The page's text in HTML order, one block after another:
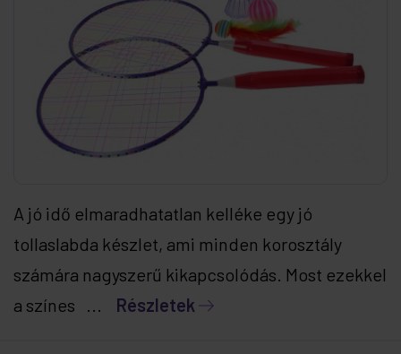
A jó idő elmaradhatatlan kelléke egy jó
tollaslabda készlet, ami minden korosztály
számára nagyszerű kikapcsolódás. Most ezekkel
a színes ... Részletek